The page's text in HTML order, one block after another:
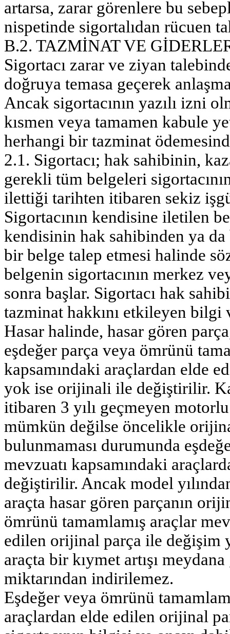
artarsa, zarar görenlere bu
nispetinde sigortalıdan rücuen
B.2. TAZMİNAT VE
Sigortacı zarar ve ziyan
doğruya temasa geçerek
Ancak sigortacının yazılı izni
kısmen veya tamamen kabule
herhangi bir tazminat
2.1. Sigortacı; hak sahibinin,
gerekli tüm belgeleri
ilettiği tarihten itibaren sekiz
Sigortacının kendisine iletilen
kendisinin hak sahibinden ya
bir belge talep etmesi halinde
belgenin sigortacının merkez
sonra başlar. Sigortacı hak
tazminat hakkını etkileyen
Hasar halinde, hasar gören
eşdeğer parça veya ömrünü
kapsamındaki araçlardan elde
yok ise orijinali ile değiştirilir.
itibaren 3 yılı geçmeyen
mümkün değilse öncelikle
bulunmaması durumunda
mevzuatı kapsamındaki
değiştirilir. Ancak model
araçta hasar gören parçanın
ömrünü tamamlamış araçlar
edilen orijinal parça ile değişim
araçta bir kıymet artışı
miktarından indirilemez.
Eşdeğer veya ömrünü
araçlardan elde edilen orijinal